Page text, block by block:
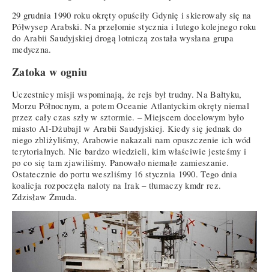
29 grudnia 1990 roku okręty opuściły Gdynię i skierowały się na
Półwysep Arabski. Na przełomie stycznia i lutego kolejnego roku
do Arabii Saudyjskiej drogą lotniczą została wysłana grupa
medyczna.
Zatoka w ogniu
Uczestnicy misji wspominają, że rejs był trudny. Na Bałtyku,
Morzu Północnym, a potem Oceanie Atlantyckim okręty niemal
przez cały czas szły w sztormie. – Miejscem docelowym było
miasto Al-Dżubajl w Arabii Saudyjskiej. Kiedy się jednak do
niego zbliżyliśmy, Arabowie nakazali nam opuszczenie ich wód
terytorialnych. Nie bardzo wiedzieli, kim właściwie jesteśmy i
po co się tam zjawiliśmy. Panowało niemałe zamieszanie.
Ostatecznie do portu weszliśmy 16 stycznia 1990. Tego dnia
koalicja rozpoczęła naloty na Irak – tłumaczy kmdr rez.
Zdzisław Żmuda.